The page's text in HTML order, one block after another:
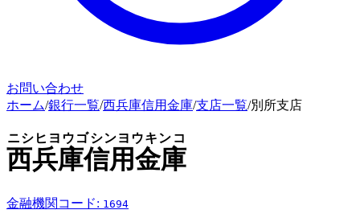
お問い合わせ
ホーム/銀行一覧/西兵庫信用金庫/支店一覧/別所支店
西兵庫信用金庫
ニシヒヨウゴシンヨウキンコ
金融機関コード: 1694